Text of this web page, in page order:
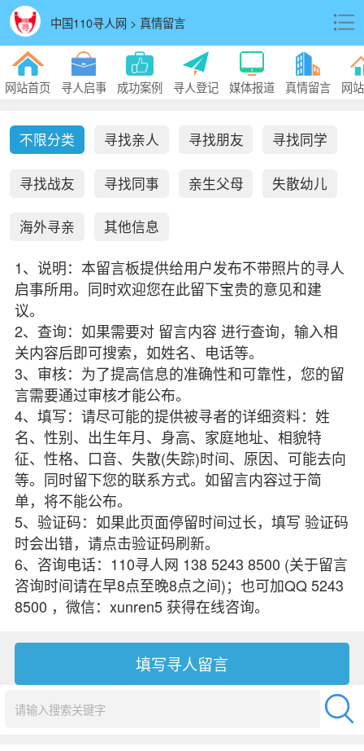
中国110寻人网 > 真情留言
网站首页 寻人启事 成功案例 寻人登记 媒体报道 真情留言 网
不限分类 寻找亲人 寻找朋友 寻找同学
寻找战友 寻找同事 亲生父母 失散幼儿
海外寻亲 其他信息
1、说明：本留言板提供给用户发布不带照片的寻人
启事所用。同时欢迎您在此留下宝贵的意见和建
议。
2、查询：如果需要对 留言内容 进行查询，输入相
关内容后即可搜索，如姓名、电话等。
3、审核：为了提高信息的准确性和可靠性，您的留
言需要通过审核才能公布。
4、填写：请尽可能的提供被寻者的详细资料：姓
名、性别、出生年月、身高、家庭地址、相貌特
征、性格、口音、失散(失踪)时间、原因、可能去向
等。同时留下您的联系方式。如留言内容过于简
单，将不能公布。
5、验证码：如果此页面停留时间过长，填写 验证码
时会出错，请点击验证码刷新。
6、咨询电话：110寻人网 138 5243 8500 (关于留言
咨询时间请在早8点至晚8点之间)；也可加QQ 5243
8500 ，微信：xunren5 获得在线咨询。